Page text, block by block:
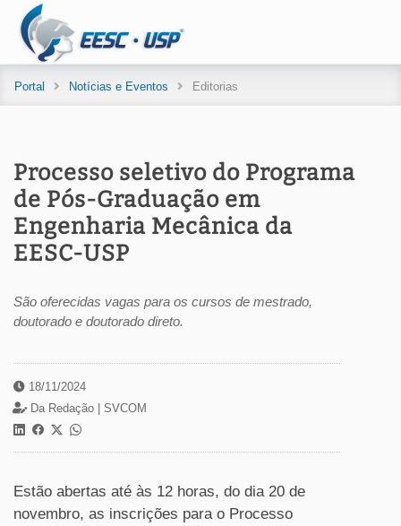
Portal Notícias e Eventos Editorias
Processo seletivo do Programa
de Pós-Graduação em
Engenharia Mecânica da
EESC-USP
São oferecidas vagas para os cursos de mestrado,
doutorado e doutorado direto.
18/11/2024
Da Redação | SVCOM
Estão abertas até às 12 horas, do dia 20 de
novembro, as inscrições para o Processo